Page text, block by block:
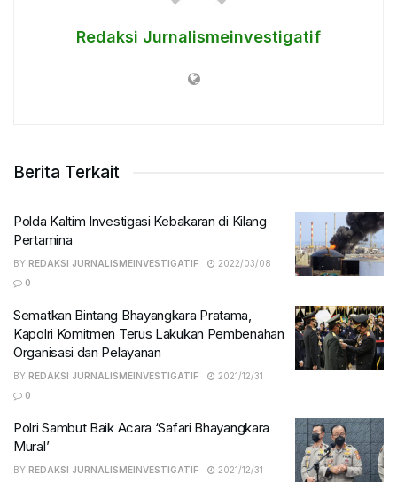
Redaksi Jurnalismeinvestigatif
Berita Terkait
Polda Kaltim Investigasi Kebakaran di Kilang
Pertamina
BY REDAKSI JURNALISMEINVESTIGATIF
2022/03/08
0
Sematkan Bintang Bhayangkara Pratama,
Kapolri Komitmen Terus Lakukan Pembenahan
Organisasi dan Pelayanan
BY REDAKSI JURNALISMEINVESTIGATIF
2021/12/31
0
Polri Sambut Baik Acara ‘Safari Bhayangkara
Mural’
BY REDAKSI JURNALISMEINVESTIGATIF
2021/12/31